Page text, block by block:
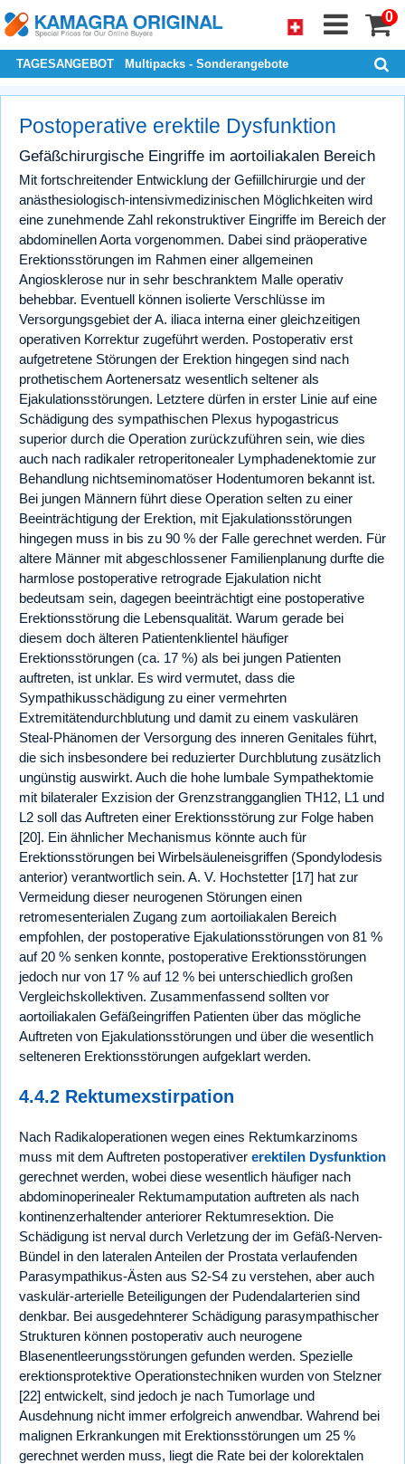
0
TAGESANGEBOT Multipacks - Sonderangebote
Postoperative erektile Dysfunktion
Gefäßchirurgische Eingriffe im aortoiliakalen Bereich
Mit fortschreitender Entwicklung der Gefiillchirurgie und der
anästhesiologisch-intensivmedizinischen Möglichkeiten wird
eine zunehmende Zahl rekonstruktiver Eingriffe im Bereich der
abdominellen Aorta vorgenommen. Dabei sind präoperative
Erektionsstörungen im Rahmen einer allgemeinen
Angiosklerose nur in sehr beschranktem Malle operativ
behebbar. Eventuell können isolierte Verschlüsse im
Versorgungsgebiet der A. iliaca interna einer gleichzeitigen
operativen Korrektur zugeführt werden. Postoperativ erst
aufgetretene Störungen der Erektion hingegen sind nach
prothetischem Aortenersatz wesentlich seltener als
Ejakulationsstörungen. Letztere dürfen in erster Linie auf eine
Schädigung des sympathischen Plexus hypogastricus
superior durch die Operation zurückzuführen sein, wie dies
auch nach radikaler retroperitonealer Lymphadenektomie zur
Behandlung nichtseminomatöser Hodentumoren bekannt ist.
Bei jungen Männern führt diese Operation selten zu einer
Beeinträchtigung der Erektion, mit Ejakulationsstörungen
hingegen muss in bis zu 90 % der Falle gerechnet werden. Für
altere Männer mit abgeschlossener Familienplanung durfte die
harmlose postoperative retrograde Ejakulation nicht
bedeutsam sein, dagegen beeinträchtigt eine postoperative
Erektionsstörung die Lebensqualität. Warum gerade bei
diesem doch älteren Patientenklientel häufiger
Erektionsstörungen (ca. 17 %) als bei jungen Patienten
auftreten, ist unklar. Es wird vermutet, dass die
Sympathikusschädigung zu einer vermehrten
Extremitätendurchblutung und damit zu einem vaskulären
Steal-Phänomen der Versorgung des inneren Genitales führt,
die sich insbesondere bei reduzierter Durchblutung zusätzlich
ungünstig auswirkt. Auch die hohe lumbale Sympathektomie
mit bilateraler Exzision der Grenzstrangganglien TH12, L1 und
L2 soll das Auftreten einer Erektionsstörung zur Folge haben
[20]. Ein ähnlicher Mechanismus könnte auch für
Erektionsstörungen bei Wirbelsäuleneisgriffen (Spondylodesis
anterior) verantwortlich sein. A. V. Hochstetter [17] hat zur
Vermeidung dieser neurogenen Störungen einen
retromesenterialen Zugang zum aortoiliakalen Bereich
empfohlen, der postoperative Ejakulationsstörungen von 81 %
auf 20 % senken konnte, postoperative Erektionsstörungen
jedoch nur von 17 % auf 12 % bei unterschiedlich großen
Vergleichskollektiven. Zusammenfassend sollten vor
aortoiliakalen Gefäßeingriffen Patienten über das mögliche
Auftreten von Ejakulationsstörungen und über die wesentlich
selteneren Erektionsstörungen aufgeklart werden.
4.4.2 Rektumexstirpation
Nach Radikaloperationen wegen eines Rektumkarzinoms
muss mit dem Auftreten postoperativer erektilen Dysfunktion
gerechnet werden, wobei diese wesentlich häufiger nach
abdominoperinealer Rektumamputation auftreten als nach
kontinenzerhaltender anteriorer Rektumresektion. Die
Schädigung ist nerval durch Verletzung der im Gefäß-Nerven-
Bündel in den lateralen Anteilen der Prostata verlaufenden
Parasympathikus-Ästen aus S2-S4 zu verstehen, aber auch
vaskulär-arterielle Beteiligungen der Pudendalarterien sind
denkbar. Bei ausgedehnterer Schädigung parasympathischer
Strukturen können postoperativ auch neurogene
Blasenentleerungsstörungen gefunden werden. Spezielle
erektionsprotektive Operationstechniken wurden von Stelzner
[22] entwickelt, sind jedoch je nach Tumorlage und
Ausdehnung nicht immer erfolgreich anwendbar. Wahrend bei
malignen Erkrankungen mit Erektionsstörungen um 25 %
gerechnet werden muss, liegt die Rate bei der kolorektalen